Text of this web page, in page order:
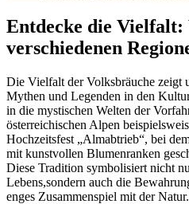
Entdecke die Vielfalt:
verschiedenen‍
Die Vielfalt der Volksbräuche zeigt
Mythen und Legenden in den
in die⁢ mystischen Welten der
österreichischen Alpen
Hochzeitsfest „Almabtrieb“, bei
mit ​kunstvollen Blumenranken
‌Diese ​Tradition symbolisiert nicht
Lebens,sondern auch die
enges ‌Zusammenspiel mit der Natur.